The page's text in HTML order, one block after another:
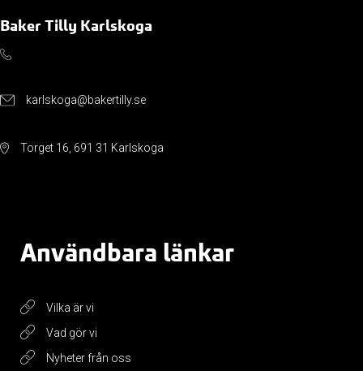
Baker Tilly Karlskoga
karlskoga@bakertilly.se
Torget 16, 691 31 Karlskoga
Användbara länkar
Vilka är vi
Vad gör vi
Nyheter från oss